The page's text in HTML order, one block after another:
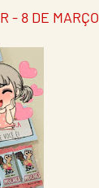
- 8 DE MARÇO